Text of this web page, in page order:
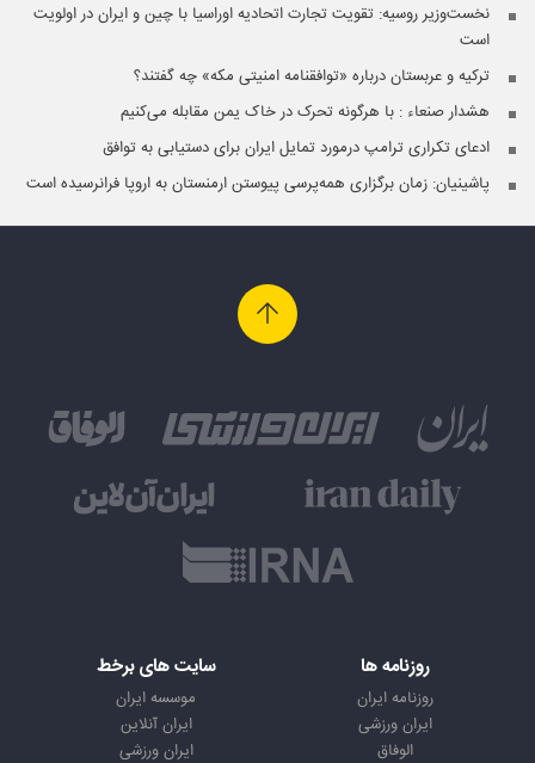
نخست‌وزیر روسیه:‌ تقویت تجارت اتحادیه اوراسیا با چین و ایران در اولویت
است
ترکیه و عربستان درباره «توافقنامه امنیتی مکه» چه گفتند؟
هشدار صنعاء : با هرگونه تحرک در خاک یمن مقابله می‌کنیم
ادعای تکراری ترامپ درمورد تمایل ایران برای دستیابی به توافق
پاشینیان: زمان برگزاری همه‌پرسی پیوستن ارمنستان به اروپا فرانرسیده است
روزنامه ها
روزنامه ایران
ایران ورزشی
الوفاق
سایت های برخط
موسسه ایران
ایران آنلاین
ایران ورزشی